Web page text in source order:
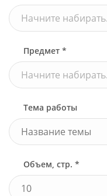
Начните
Предмет *
Начните
Тема работы
Объем, стр. *